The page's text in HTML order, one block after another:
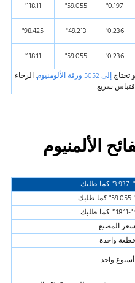
0.197"
59.055"
118.11"
0.236"
49.213"
98.425"
0.236"
59.055"
118.11"
تحتاج إلى 5052 ورقة الألومنيوم
, الرجاء
سريع
سعر المصنع
قطعة واحدة
أسبوع واحد